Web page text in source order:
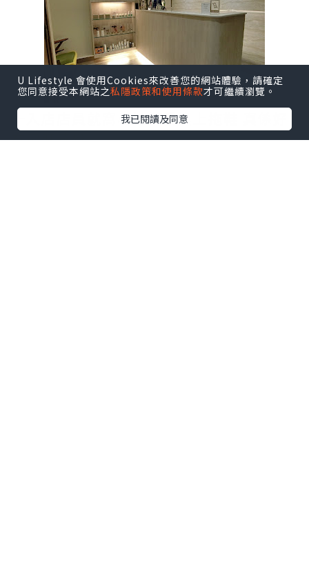
一入店店員就窩心地幫我換上拖鞋 真係好
有家既感覺
U Lifestyle 會使用Cookies來改善您的網站體驗，請確定
您同意接受本網站之私隱政策和使用條款才可繼續瀏覽。
我已閱讀及同意